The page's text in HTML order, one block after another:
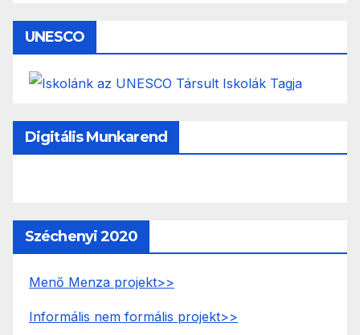
UNESCO
Digitális Munkarend
Széchenyi 2020
Menő Menza projekt>>
Informális nem formális projekt>>